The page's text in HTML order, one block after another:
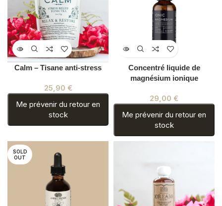
Calm – Tisane anti-stress
25,90 €
Me prévenir du retour en
stock
Concentré liquide de
magnésium ionique
29,00 €
Me prévenir du retour en
stock
SOLD
OUT